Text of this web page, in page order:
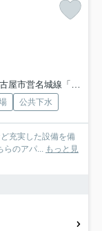
市営名城線「西高蔵」駅 徒歩13分
公共下水
充実した設備を備
らのアパ... もっと見